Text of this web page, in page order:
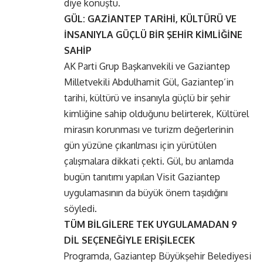
diye konuştu.
GÜL: GAZİANTEP TARİHİ, KÜLTÜRÜ VE
İNSANIYLA GÜÇLÜ BİR ŞEHİR KİMLİĞİNE
SAHİP
AK Parti Grup Başkanvekili ve Gaziantep
Milletvekili Abdulhamit Gül, Gaziantep’in
tarihi, kültürü ve insanıyla güçlü bir şehir
kimliğine sahip olduğunu belirterek, Kültürel
mirasın korunması ve turizm değerlerinin
gün yüzüne çıkarılması için yürütülen
çalışmalara dikkati çekti. Gül, bu anlamda
bugün tanıtımı yapılan Visit Gaziantep
uygulamasının da büyük önem taşıdığını
söyledi.
TÜM BİLGİLERE TEK UYGULAMADAN 9
DİL SEÇENEĞİYLE ERİŞİLECEK
Programda, Gaziantep Büyükşehir Belediyesi